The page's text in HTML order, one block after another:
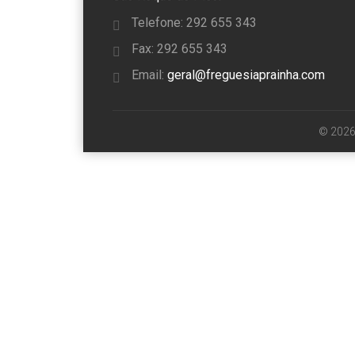
Telefone: 292 655 343
Fax: 292 655 343
Email: geral@freguesiaprainha.com
©